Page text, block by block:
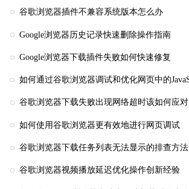
谷歌浏览器插件不兼容系统版本怎么办
Google浏览器历史记录快速删除操作指南
Google浏览器下载插件失败如何快速修复
谷歌浏览器下载失败出现网络超时该如何应对
如何使用谷歌浏览器更有效地进行网页调试
谷歌浏览器下载任务列表无法显示的排查方法
谷歌浏览器视频播放延迟优化操作创新经验